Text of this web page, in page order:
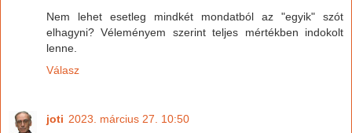
Nem lehet esetleg mindkét mondatból az "egyik" szót
elhagyni? Véleményem szerint teljes mértékben indokolt
lenne.
Válasz
joti 2023. március 27. 10:50